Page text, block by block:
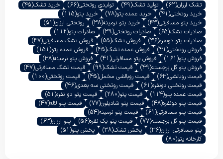
تشک ارزان(62) تولید تشک(49) تولیدی روتختی(66) خرید تشک(45)
خرید روتختی(41) خرید عمده پتو(78) خرید پتو(115)
خرید پتو مسافرتی(43) خرید پتو نرمینه(38) روتختی ارزان(51)
صادرات تشک(65) صادرات روتختی(39) صادرات پتو(112)
صادرات پتو دونفره(36) فروش تشک(55) فروش تشک مسافرتی(47)
فروش روتختی(41) فروش عمده تشک(45) فروش عمده پتو(151)
فروش پتو(161) فروش پتو مسافرتی(41) فروش پتو نرمینه(38)
فروش پتو گل برجسته(49) قیمت تشک(99) قیمت تشک مسافرتی(47)
قیمت روبالشی(63) قیمت روبالشی مخمل(45) قیمت روتختی(100)
قیمت روتختی دونفره(61) قیمت روتختی سه بعدی(46)
قیمت عمده پتو(114) قیمت پتو(280) قیمت پتو دو نفره(51)
قیمت پتو دونفره(48) قیمت پتو شادیلون(77) قیمت پتو لاله(47)
قیمت پتو مسافرتی(61) قیمت پتو نرمینه(54)
قیمت پتو گل برجسته(77) قیمت پتو یک نفره(56) پتو ارزان(63)
پتو مسافرتی ارزان(36) پخش تشک(38) پخش پتو(51)
کارخانه پتو(80)